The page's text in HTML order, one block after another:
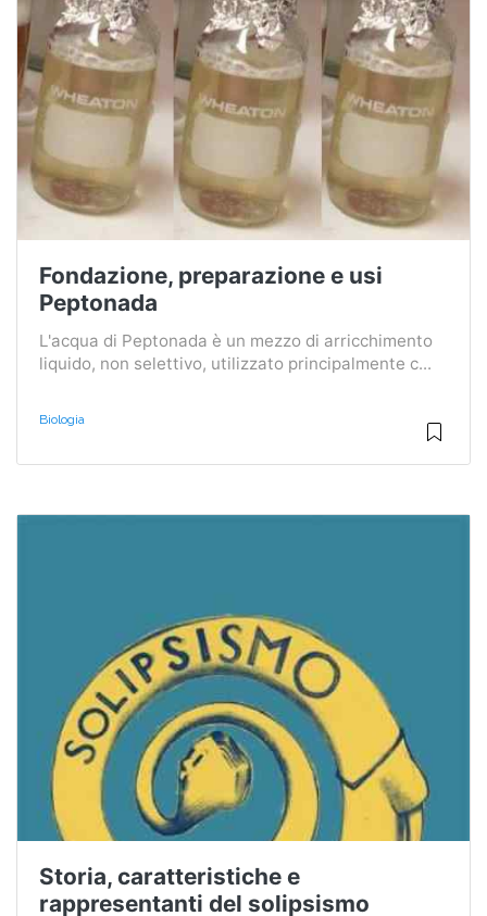
Fondazione, preparazione e usi
Peptonada
L'acqua di Peptonada è un mezzo di arricchimento
liquido, non selettivo, utilizzato principalmente c...
Biologia
Storia, caratteristiche e
rappresentanti del solipsismo